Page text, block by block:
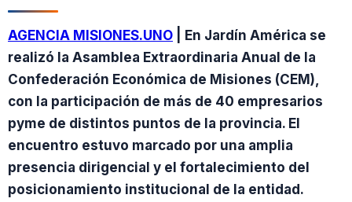
AGENCIA MISIONES.UNO | En Jardín América se
realizó la Asamblea Extraordinaria Anual de la
Confederación Económica de Misiones (CEM),
con la participación de más de 40 empresarios
pyme de distintos puntos de la provincia. El
encuentro estuvo marcado por una amplia
presencia dirigencial y el fortalecimiento del
posicionamiento institucional de la entidad.